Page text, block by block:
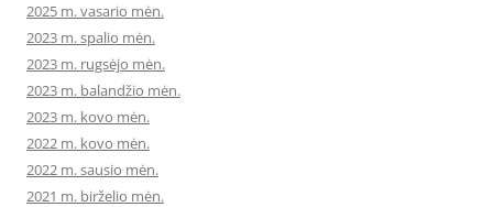
2025 m. vasario mėn.
2023 m. spalio mėn.
2023 m. rugsėjo mėn.
2023 m. balandžio mėn.
2023 m. kovo mėn.
2022 m. kovo mėn.
2022 m. sausio mėn.
2021 m. birželio mėn.